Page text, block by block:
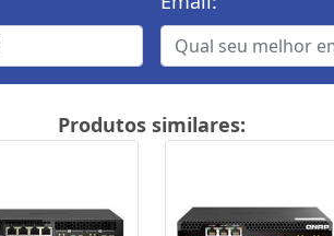
Produtos similares: